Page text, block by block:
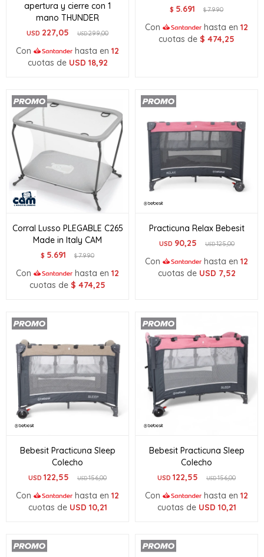
apertura y cierre con 1
mano THUNDER
USD 227,05 USD299,00
Con hasta en 12
cuotas de USD 18,92
$ 5.691 $7.990
Con hasta en 12
cuotas de $ 474,25
Corral Lusso PLEGABLE C265
Made in Italy CAM
$ 5.691 $7.990
Con hasta en 12
cuotas de $ 474,25
Practicuna Relax Bebesit
USD 90,25 USD125,00
Con hasta en 12
cuotas de USD 7,52
Bebesit Practicuna Sleep
Colecho
USD 122,55 USD156,00
Con hasta en 12
cuotas de USD 10,21
Bebesit Practicuna Sleep
Colecho
USD 122,55 USD156,00
Con hasta en 12
cuotas de USD 10,21